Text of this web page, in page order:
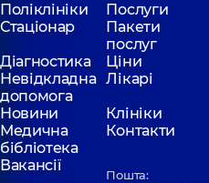
Поліклініки
Послуги
Стаціонар
Пакети
послуг
Діагностика
Ціни
Невідкладна
допомога
Лікарі
Новини
Клініки
Медична
бібліотека
Контакти
Вакансії
Пошта: